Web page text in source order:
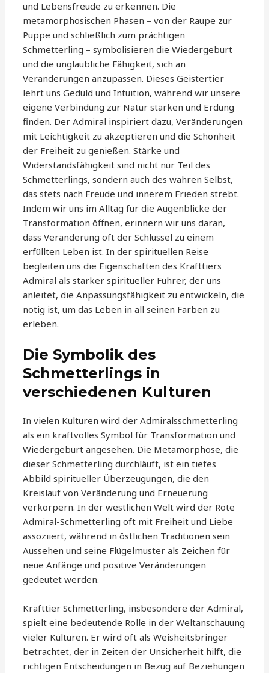
und Lebensfreude zu erkennen. Die
metamorphosischen Phasen – von der Raupe zur
Puppe und schließlich zum prächtigen
Schmetterling – symbolisieren die Wiedergeburt
und die unglaubliche Fähigkeit, sich an
Veränderungen anzupassen. Dieses Geistertier
lehrt uns Geduld und Intuition, während wir unsere
eigene Verbindung zur Natur stärken und Erdung
finden. Der Admiral inspiriert dazu, Veränderungen
mit Leichtigkeit zu akzeptieren und die Schönheit
der Freiheit zu genießen. Stärke und
Widerstandsfähigkeit sind nicht nur Teil des
Schmetterlings, sondern auch des wahren Selbst,
das stets nach Freude und innerem Frieden strebt.
Indem wir uns im Alltag für die Augenblicke der
Transformation öffnen, erinnern wir uns daran,
dass Veränderung oft der Schlüssel zu einem
erfüllten Leben ist. In der spirituellen Reise
begleiten uns die Eigenschaften des Krafttiers
Admiral als starker spiritueller Führer, der uns
anleitet, die Anpassungsfähigkeit zu entwickeln, die
nötig ist, um das Leben in all seinen Farben zu
erleben.
Die Symbolik des
Schmetterlings in
verschiedenen Kulturen
In vielen Kulturen wird der Admiralsschmetterling
als ein kraftvolles Symbol für Transformation und
Wiedergeburt angesehen. Die Metamorphose, die
dieser Schmetterling durchläuft, ist ein tiefes
Abbild spiritueller Überzeugungen, die den
Kreislauf von Veränderung und Erneuerung
verkörpern. In der westlichen Welt wird der Rote
Admiral-Schmetterling oft mit Freiheit und Liebe
assoziiert, während in östlichen Traditionen sein
Aussehen und seine Flügelmuster als Zeichen für
neue Anfänge und positive Veränderungen
gedeutet werden.
Krafttier Schmetterling, insbesondere der Admiral,
spielt eine bedeutende Rolle in der Weltanschauung
vieler Kulturen. Er wird oft als Weisheitsbringer
betrachtet, der in Zeiten der Unsicherheit hilft, die
richtigen Entscheidungen in Bezug auf Beziehungen